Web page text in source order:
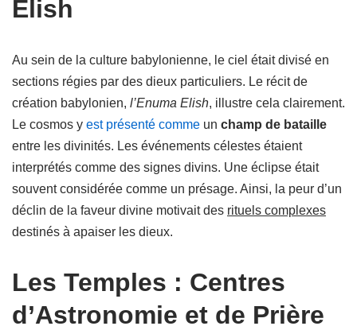
Elish
Au sein de la culture babylonienne, le ciel était divisé en
sections régies par des dieux particuliers. Le récit de
création babylonien, l’Enuma Elish, illustre cela clairement.
Le cosmos y est présenté comme un champ de bataille
entre les divinités. Les événements célestes étaient
interprétés comme des signes divins. Une éclipse était
souvent considérée comme un présage. Ainsi, la peur d’un
déclin de la faveur divine motivait des rituels complexes
destinés à apaiser les dieux.
Les Temples : Centres
d’Astronomie et de Prière